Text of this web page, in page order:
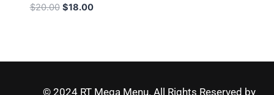
$20.00 $18.00
© 2024 RT Mega Menu. All Rights Reserved by